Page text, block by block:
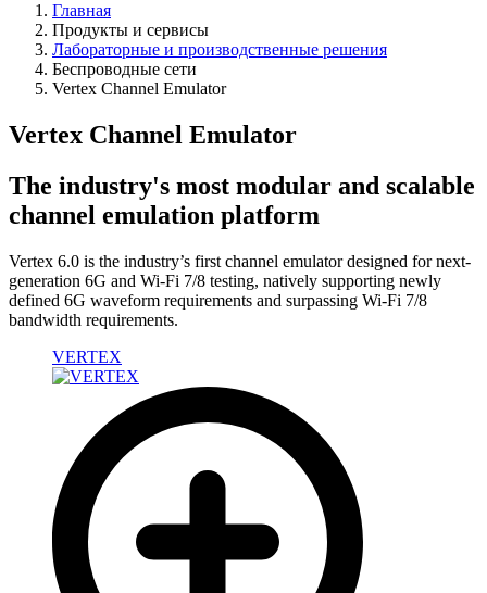
Главная
Продукты и сервисы
Лабораторные и производственные решения
Беспроводные сети
Vertex Channel Emulator
Vertex Channel Emulator
The industry's most modular and scalable
channel emulation platform
Vertex 6.0 is the industry’s first channel emulator designed for next-
generation 6G and Wi‑Fi 7/8 testing, natively supporting newly
defined 6G waveform requirements and surpassing Wi‑Fi 7/8
bandwidth requirements.
VERTEX